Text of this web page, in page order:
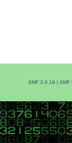
SMF 2.0.19 SMF